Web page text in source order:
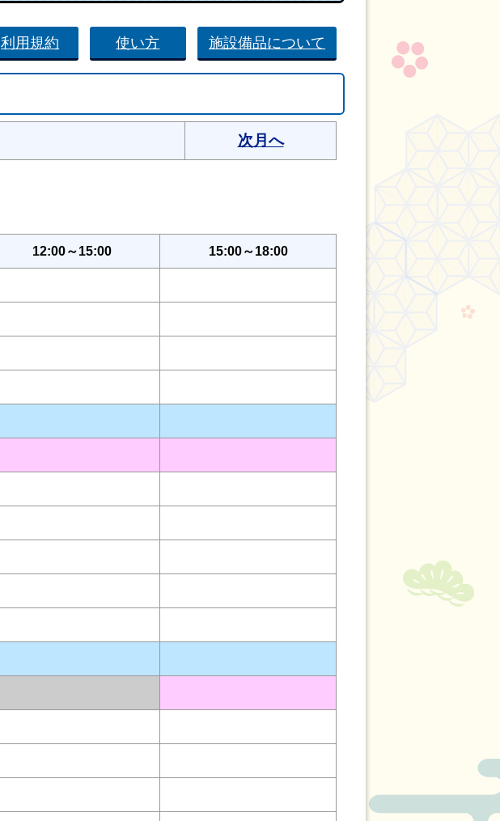
利用規約 使い方 施設備品について
次月へ
12:00～15:00 15:00～18:00